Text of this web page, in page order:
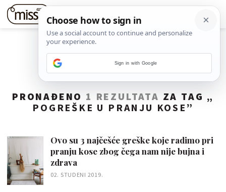
PRONAĐENO 1 REZULTATA ZA TAG „
POGREŠKE U PRANJU KOSE ”
Ovo su 3 najčešće greške koje radimo pri
pranju kose zbog čega nam nije bujna i
zdrava
02. STUDENI 2019.
Sign in with Google